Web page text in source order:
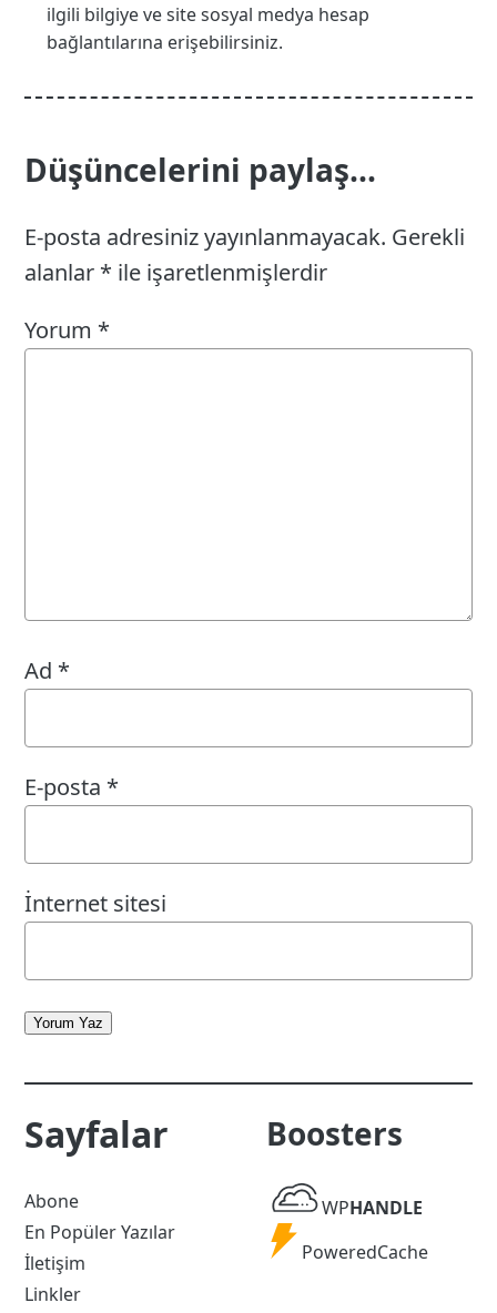
ilgili bilgiye ve site sosyal medya hesap
bağlantılarına erişebilirsiniz.
Düşüncelerini paylaş...
E-posta adresiniz yayınlanmayacak. Gerekli
alanlar * ile işaretlenmişlerdir
Yorum *
Ad *
E-posta *
İnternet sitesi
Yorum Yaz
Sayfalar
Abone
En Popüler Yazılar
İletişim
Linkler
Boosters
WP
Handle
WPHANDLE
Powered
PoweredCache